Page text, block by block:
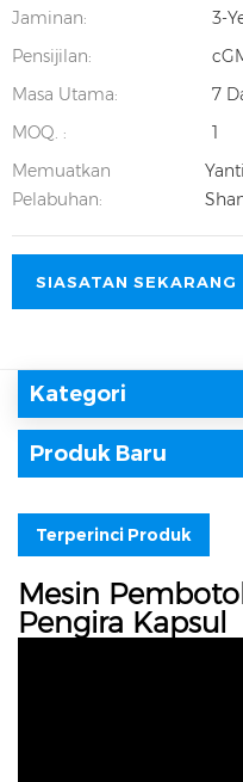
Jaminan:
3-
Pensijilan:
Masa Utama:
7
MOQ. :
1
Memuatkan
Pelabuhan:
SIASATAN SEKARANG
Kategori
Produk Baru
Terperinci Produk
Mesin
Pengira Kapsul